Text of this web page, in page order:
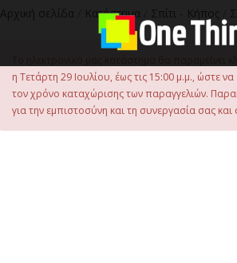
περιεχόμενο
Αρχική σελίδα Κατάστημα Σπίτι - Κήπος
η Τετάρτη 29 Ιουλίου, έως τις 15:00 μ.μ., ώστε
τον χρόνο καταχώρισης των παραγγελιών.
για την εμπιστοσύνη και τη συνεργασία σας